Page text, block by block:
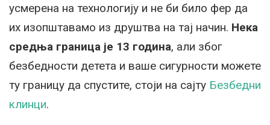
усмерена на технологију и не би било фер да
их изопштавамо из друштва на тај начин. Нека
средња граница је 13 година, али због
безбедности детета и ваше сигурности можете
ту границу да спустите, стоји на сајту Безбедни
клинци.